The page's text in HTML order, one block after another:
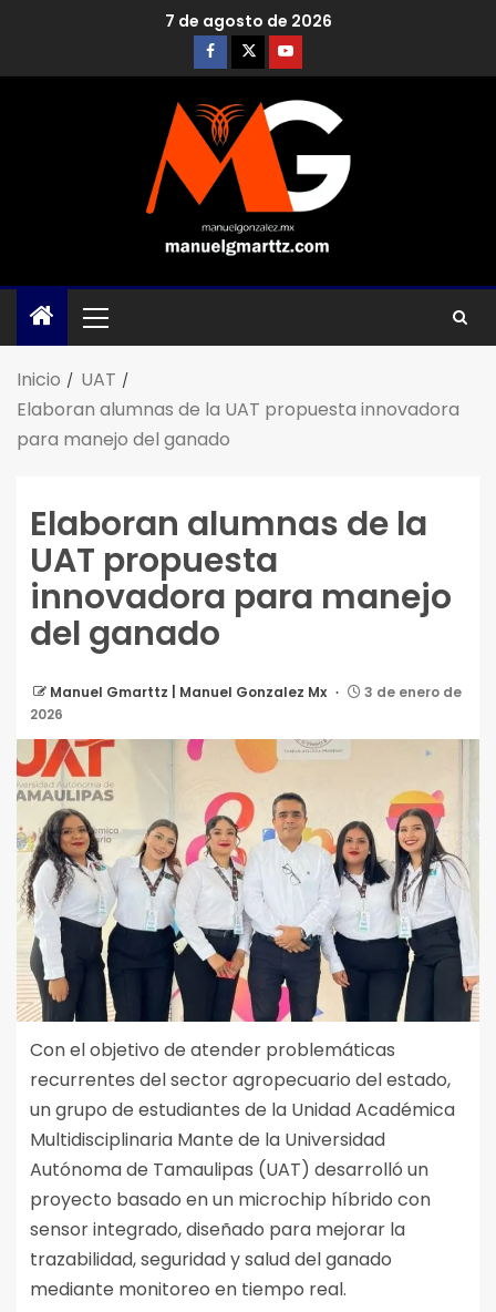
7 de agosto de 2026
Inicio
UAT
Elaboran alumnas de la UAT propuesta innovadora
para manejo del ganado
Elaboran alumnas de la
UAT propuesta
innovadora para manejo
del ganado
Manuel Gmarttz | Manuel Gonzalez Mx
3 de enero de
2026
Con el objetivo de atender problemáticas
recurrentes del sector agropecuario del estado,
un grupo de estudiantes de la Unidad Académica
Multidisciplinaria Mante de la Universidad
Autónoma de Tamaulipas (UAT) desarrolló un
proyecto basado en un microchip híbrido con
sensor integrado, diseñado para mejorar la
trazabilidad, seguridad y salud del ganado
mediante monitoreo en tiempo real.